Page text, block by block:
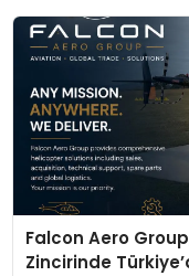
Falcon Aero
Zincirinde